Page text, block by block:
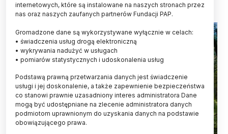
internetowych, które są instalowane na naszych stronach przez
nas oraz naszych zaufanych partnerów Fundacji PAP.
Gromadzone dane są wykorzystywane wyłącznie w celach:
• świadczenia usług drogą elektroniczną
• wykrywania nadużyć w usługach
• pomiarów statystycznych i udoskonalenia usług
Podstawą prawną przetwarzania danych jest świadczenie
usługi i jej doskonalenie, a także zapewnienie bezpieczeństwa
co stanowi prawnie uzasadniony interes administratora Dane
mogą być udostępniane na zlecenie administratora danych
podmiotom uprawnionym do uzyskania danych na podstawie
obowiązującego prawa.